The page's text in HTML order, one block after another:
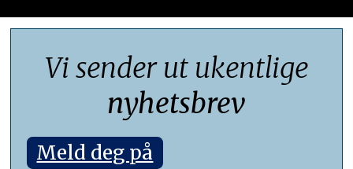
Vi sender ut ukentlige
nyhetsbrev
Meld deg på